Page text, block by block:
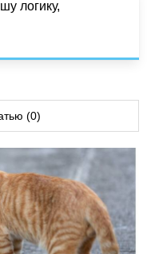
логику,
(0)